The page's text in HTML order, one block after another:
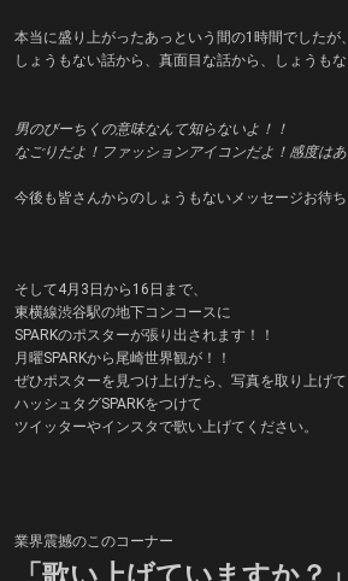
本当に盛り上がったあっという間の1時間でしたが、
しょうもない話から、真面目な話から、しょうも
男のびーちくの意味なんて知らないよ！！
なごりだよ！ファッションアイコンだよ！感度はあ
今後も皆さんからのしょうもないメッセージお待ち
そして4月3日から16日まで、
東横線渋谷駅の地下コンコースに
SPARKのポスターが張り出されます！！
月曜SPARKから尾崎世界観が！！
ぜひポスターを見つけ上げたら、写真を取り上げて
ハッシュタグSPARKをつけて
ツイッターやインスタで歌い上げてください。
業界震撼のこのコーナー